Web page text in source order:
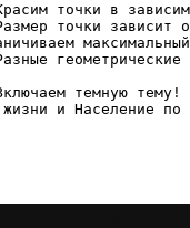
точки в
точки зависит
геометрические
темную тему!
и Население по